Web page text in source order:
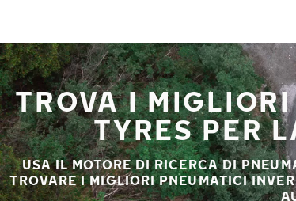
TROVA I
TYRES PER
USA IL MOTORE DI RICERCA DI
TROVARE I MIGLIORI PNEUMATICI